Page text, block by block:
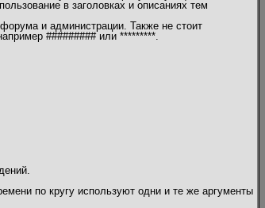
в заголовках и описаниях тем
и администрации. Также не стоит
######### или *********.
по кругу используют одни и те же аргументы